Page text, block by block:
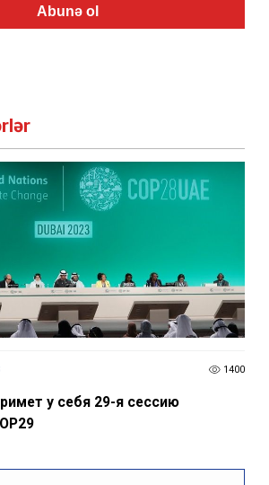
Abunə ol
1400
у себя 29-я сессию